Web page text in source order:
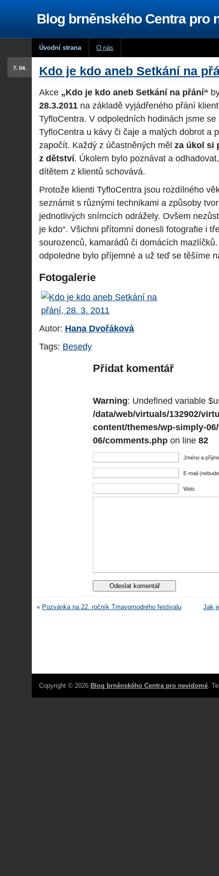
Blog brněnského Centra pro
Úvodní strana O nás
Kdo je kdo aneb Setkání na
7. 04.
Akce „Kdo je kdo aneb Setkání na přání“
28.3.2011 na základě vyjádřeného přání
TyfloCentra. V odpoledních hodinách jsme
TyfloCentra u kávy či čaje a malých dobrot a
započít. Každý z účastněných měl za úkol si
z dětství. Úkolem bylo poznávat a
dítětem z klientů schovává.
Protože klienti TyfloCentra jsou rozdílného
seznámit s různými technikami a způsoby
jednotlivých snímcích odrážely. Ovšem
je kdo“. Všichni přítomní donesli fotografie i
sourozenců, kamarádů či domácích
odpoledne bylo příjemné a už teď se těšíme
Fotogalerie
Autor: Hana Dvořáková
Tags: Besedy
Přidat komentář
Warning: Undefined variable
/data/web/virtuals/132902/
content/themes/wp-simply-
06/comments.php on line 82
Jméno a
E-mail
Web:
« Pozvánka na 22. ročník Tmavomodrého festivalu Jak
Copyright © 2026 Blog brněnského Centra pro nevidomé.